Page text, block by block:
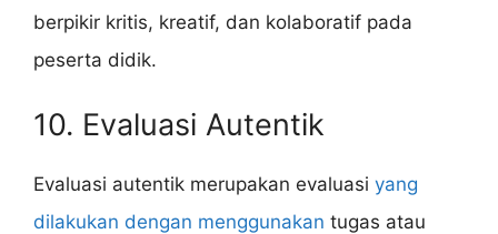
berpikir kritis, kreatif, dan kolaboratif pada
peserta didik.
10. Evaluasi Autentik
Evaluasi autentik merupakan evaluasi yang
dilakukan dengan menggunakan tugas atau